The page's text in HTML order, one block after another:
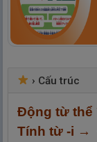
› Cấu trúc
Động từ thể
Tính từ -i →